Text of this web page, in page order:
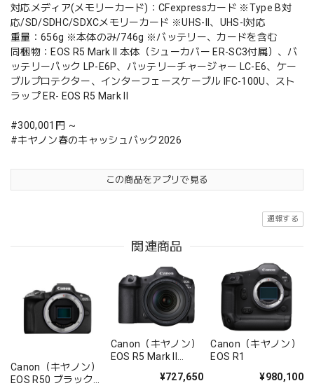
対応メディア(メモリーカード)：CFexpressカード ※Type B対
応/SD/SDHC/SDXCメモリーカード ※UHS-II、UHS-I対応
重量：656g ※本体のみ/746g ※バッテリー、カードを含む
同梱物：EOS R5 Mark II 本体（シューカバー ER-SC3付属）、バ
ッテリーパック LP-E6P、バッテリーチャージャー LC-E6、ケー
ブルプロテクター、インターフェースケーブル IFC-100U、スト
ラップ ER- EOS R5 Mark II
#300,001円 ～
#キヤノン春のキャッシュバック2026
この商品をアプリで見る
通報する
関連商品
Canon（キヤノン）
EOS R50 ブラックボ
Canon（キヤノン）
EOS R5 Mark II
レンズキット¥727,650
Canon（キヤノン）
EOS R1
¥980,100